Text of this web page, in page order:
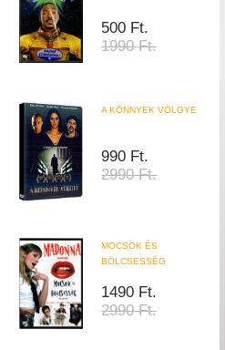
500 Ft.
1990 Ft.
A KÖNNYEK VÖLGYE
990 Ft.
2990 Ft.
MOCSOK ÉS
BÖLCSESSÉG
1490 Ft.
2990 Ft.